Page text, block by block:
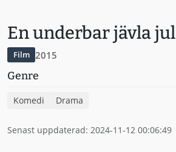
En underbar jävla jul
Film 2015
Genre
Komedi Drama
Senast uppdaterad: 2024-11-12 00:06:49